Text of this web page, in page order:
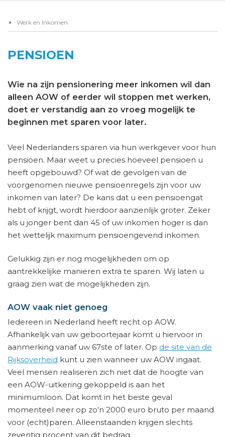
Werk en Inkomen
PENSIOEN
Wie na zijn pensionering meer inkomen wil dan
alleen AOW of eerder wil stoppen met werken,
doet er verstandig aan zo vroeg mogelijk te
beginnen met sparen voor later.
Veel Nederlanders sparen via hun werkgever voor hun
pensioen. Maar weet u precies hoeveel pensioen u
heeft opgebouwd? Of wat de gevolgen van de
voorgenomen nieuwe pensioenregels zijn voor uw
inkomen van later? De kans dat u een pensioengat
hebt of krijgt, wordt hierdoor aanzienlijk groter. Zeker
als u jonger bent dan 45 of uw inkomen hoger is dan
het wettelijk maximum pensioengevend inkomen.
Gelukkig zijn er nog mogelijkheden om op
aantrekkelijke manieren extra te sparen. Wij laten u
graag zien wat de mogelijkheden zijn.
AOW vaak niet genoeg
Iedereen in Nederland heeft recht op AOW.
Afhankelijk van uw geboortejaar komt u hiervoor in
aanmerking vanaf uw 67ste of later. Op de site van de
Rijksoverheid kunt u zien wanneer uw AOW ingaat.
Veel mensen realiseren zich niet dat de hoogte van
een AOW-uitkering gekoppeld is aan het
minimumloon. Dat komt in het beste geval
momenteel neer op zo'n 2000 euro bruto per maand
voor (echt)paren. Alleenstaanden krijgen slechts
zeventig procent van dit bedrag.